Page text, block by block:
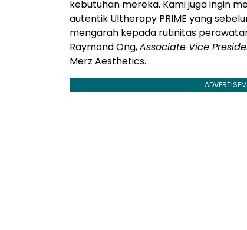
kebutuhan mereka. Kami juga ingin
autentik Ultherapy PRIME yang
mengarah kepada rutinitas
Raymond Ong,Associate Vice
Merz Aesthetics.